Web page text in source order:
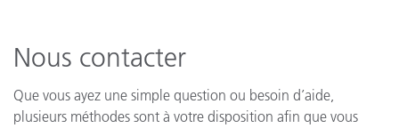
Nous contacter
Que vous ayez une simple question ou besoin d’aide,
plusieurs méthodes sont à votre disposition afin que vous